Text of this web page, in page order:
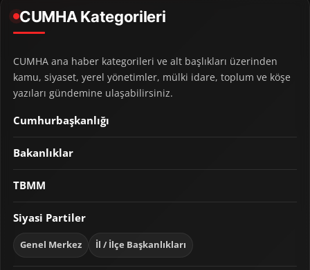
CUMHA Kategorileri
CUMHA ana haber kategorileri ve alt başlıkları üzerinden
kamu, siyaset, yerel yönetimler, mülki idare, toplum ve köşe
yazıları gündemine ulaşabilirsiniz.
Cumhurbaşkanlığı
Bakanlıklar
TBMM
Siyasi Partiler
Genel Merkez İl / İlçe Başkanlıkları